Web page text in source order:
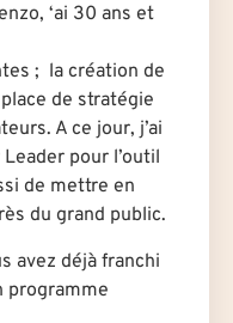
‘ai 30 ans et
; la création de
de stratégie
A ce jour, j’ai
pour l’outil
de mettre en
du grand public.
avez déjà franchi
programme